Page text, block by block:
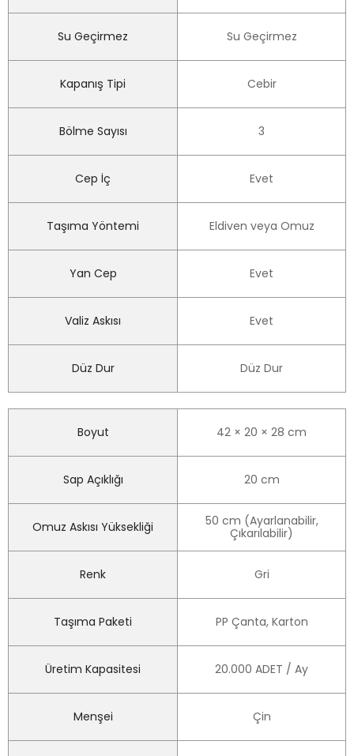
Su Geçirmez Su Geçirmez
Kapanış Tipi Cebir
Bölme Sayısı 3
Cep İç Evet
Taşıma Yöntemi Eldiven veya Omuz
Yan Cep Evet
Valiz Askısı Evet
Düz Dur Düz Dur
Boyut 42 × 20 × 28 cm
Sap Açıklığı 20 cm
Omuz Askısı Yüksekliği
50 cm (Ayarlanabilir,
Çıkarılabilir)
Renk Gri
Taşıma Paketi PP Çanta, Karton
Üretim Kapasitesi 20.000 ADET / Ay
Menşei Çin